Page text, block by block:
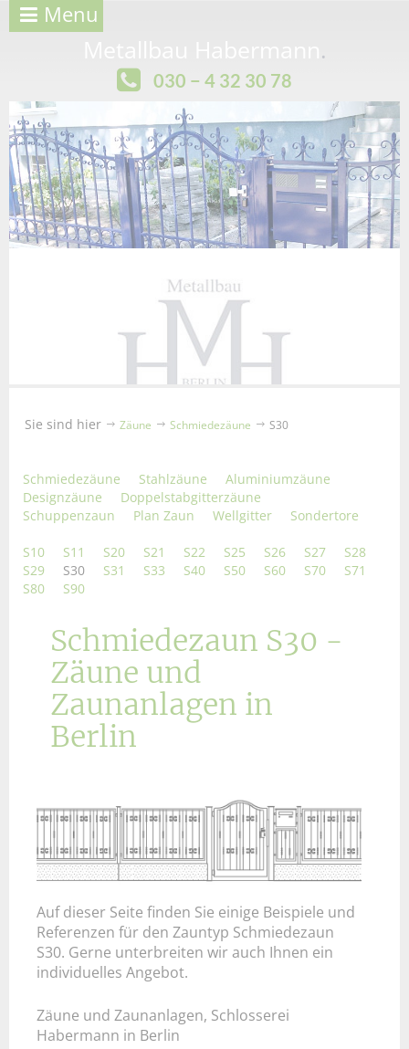
Menu
.
030 − 4 32 30 78
Sie sind hier Zäune Schmiedezäune S30
Schmiedezäune Stahlzäune
Aluminiumzäune
Designzäune
Doppelstabgitterzäune
Schuppenzaun
Plan Zaun Wellgitter Sondertore
S10 S11 S20 S21 S22 S25 S26 S27
S28
S29
S30 S31 S33 S40 S50 S60 S70
S71
S80
S90
Schmiedezaun S30 -
Zäune und
Zaunanlagen in
Berlin
Auf dieser Seite finden Sie einige Beispiele und
Referenzen für den Zauntyp Schmiedezaun
S30. Gerne unterbreiten wir auch Ihnen ein
individuelles Angebot.
Zäune und Zaunanlagen, Schlosserei
Habermann in Berlin